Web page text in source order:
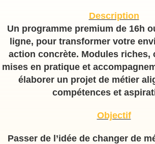
Description
Un programme premium de 16h
ligne, pour transformer votre
action concrète. Modules riches,
mises en pratique et
élaborer un projet de métier
compétences et
Objectif
Passer de l’idée de changer de